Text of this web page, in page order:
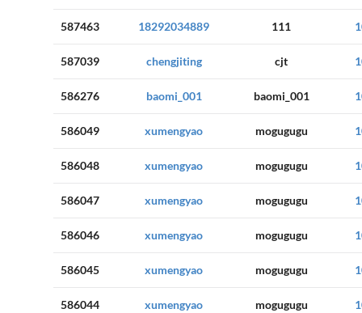
587463 18292034889 111
587039 chengjiting cjt
586276 baomi_001 baomi_001
586049 xumengyao mogugugu
586048 xumengyao mogugugu
586047 xumengyao mogugugu
586046 xumengyao mogugugu
586045 xumengyao mogugugu
586044 xumengyao mogugugu